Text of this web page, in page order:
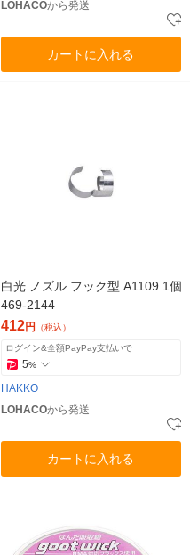
LOHACOから発送
カートに入れる
白光 ノズル フック型 A1109 1個
469-2144
412円 （税込）
ログイン&全額PayPay支払いで
5%
HAKKO
LOHACOから発送
カートに入れる